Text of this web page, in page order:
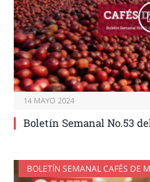
14 MAYO 2024
Boletín Semanal No.53
BOLETÍN SEMANAL CAFÉS DE